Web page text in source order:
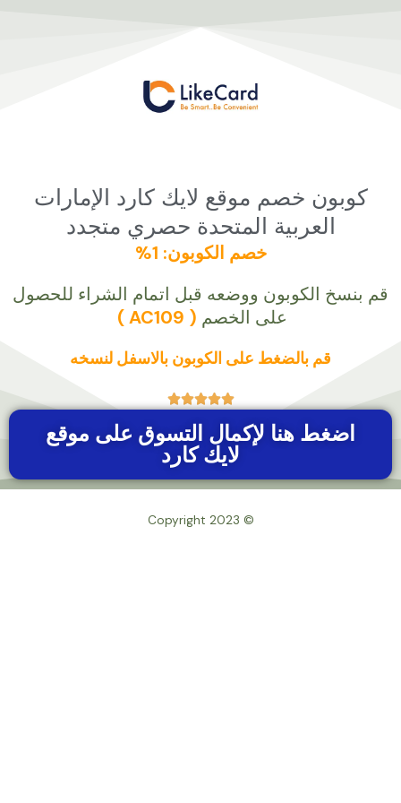
كوبون خصم موقع لايك كارد الإمارات
العربية المتحدة حصري متجدد
خصم الكوبون: 1%
قم بنسخ الكوبون ووضعه قبل اتمام الشراء للحصول
على الخصم ( AC109 )
قم بالضغط على الكوبون بالاسفل لنسخه





اضغط هنا لإكمال التسوق على موقع
لايك كارد
© Copyright 2023